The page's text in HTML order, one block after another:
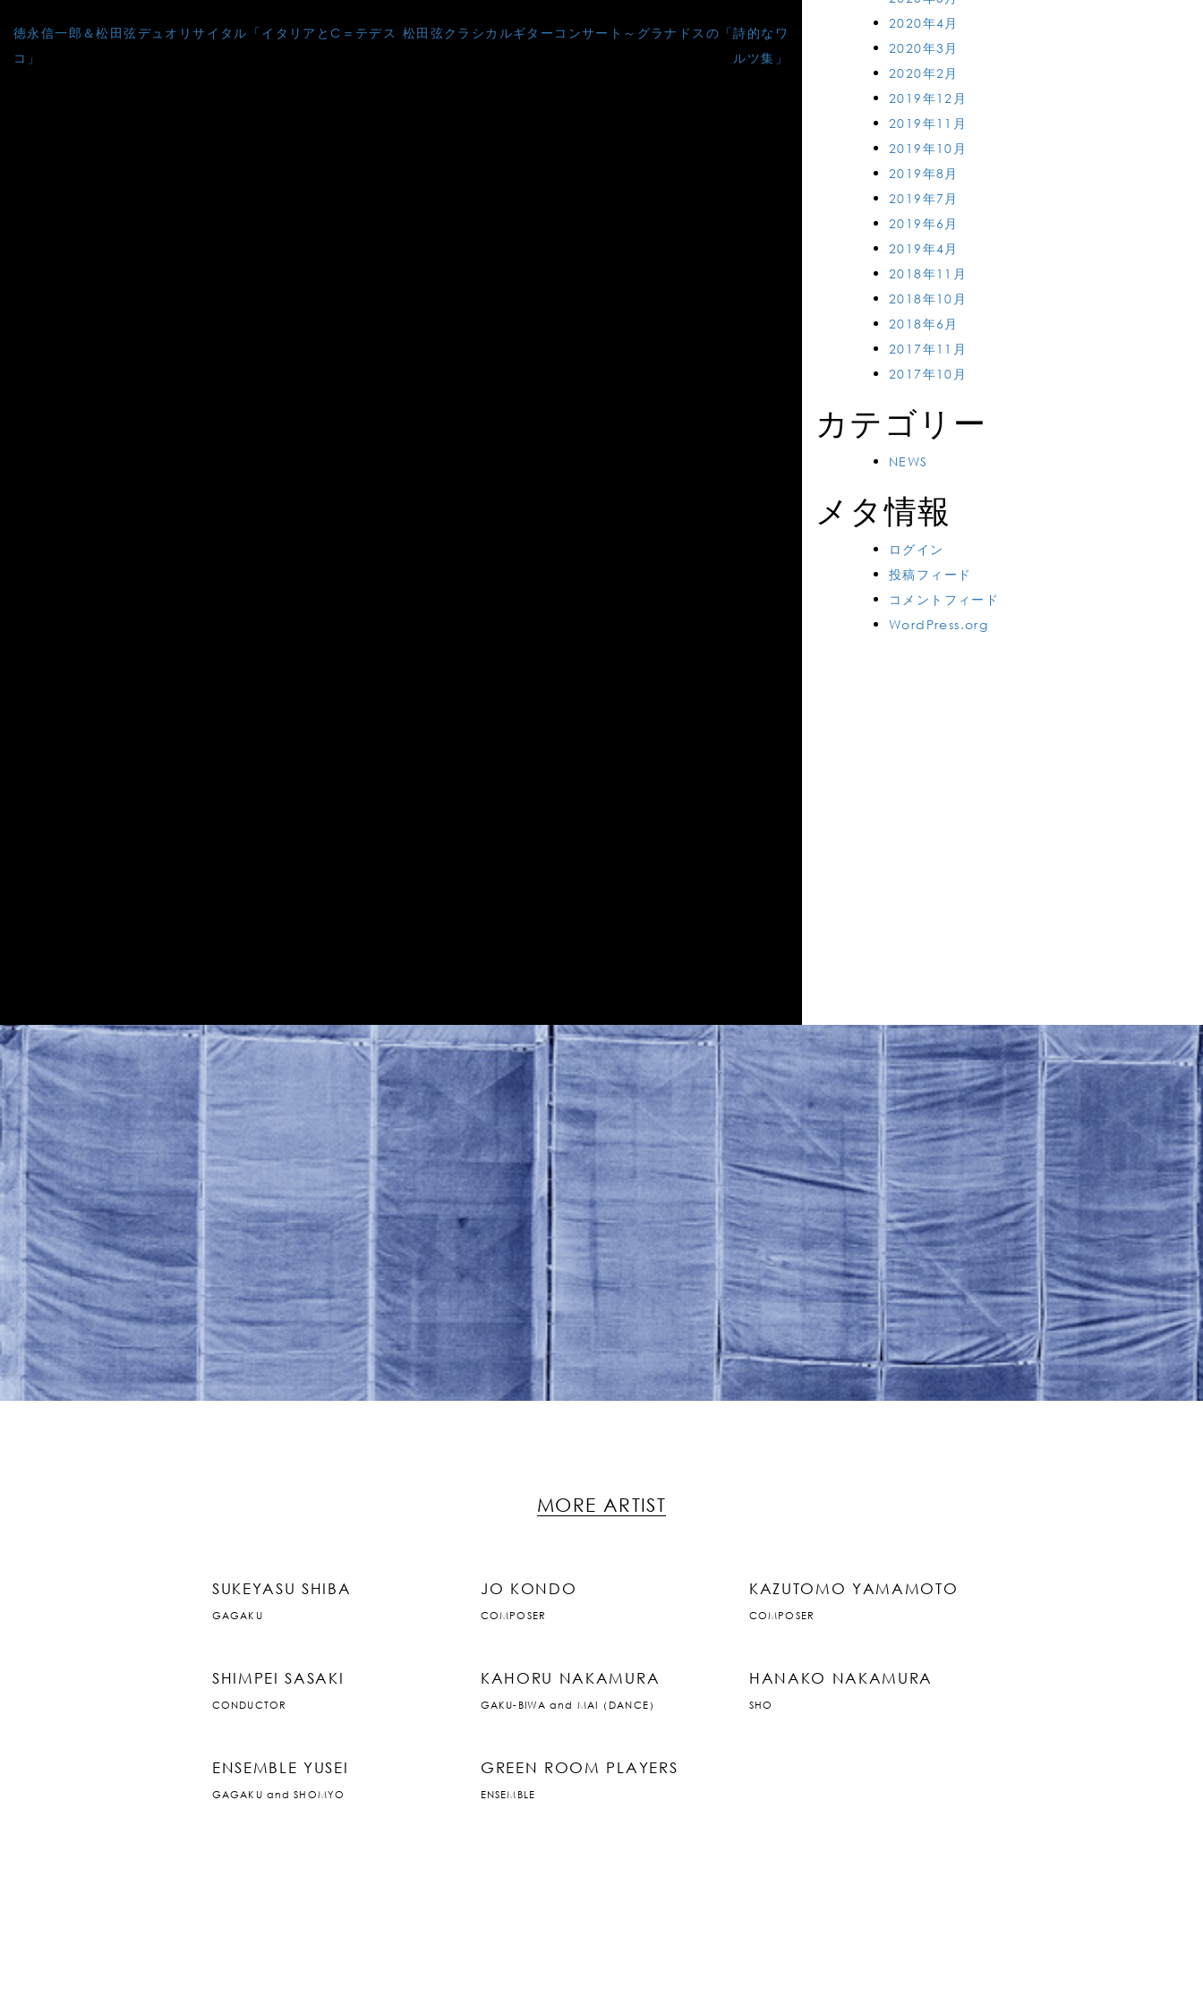
投
稿
徳永信一郎＆松田弦デュオリサイタル「イタリアとC＝テデス
コ」
松田弦クラシカルギターコンサート～グラナドスの「詩的なワ
ルツ集」
2020年4月
2020年3月
2020年2月
2019年12月
2019年11月
2019年10月
2019年8月
2019年7月
2019年6月
2019年4月
2018年11月
2018年10月
2018年6月
2017年11月
2017年10月
カテゴリー
NEWS
メタ情報
ログイン
投稿フィード
コメントフィード
WordPress.org
MORE ARTIST
SUKEYASU SHIBA
GAGAKU
JO KONDO
COMPOSER
KAZUTOMO YAMAMOTO
COMPOSER
SHIMPEI SASAKI
CONDUCTOR
KAHORU NAKAMURA
GAKU-BIWA and MAI（DANCE）
HANAKO NAKAMURA
SHO
ENSEMBLE YUSEI
GAGAKU and SHOMYO
GREEN ROOM PLAYERS
ENSEMBLE